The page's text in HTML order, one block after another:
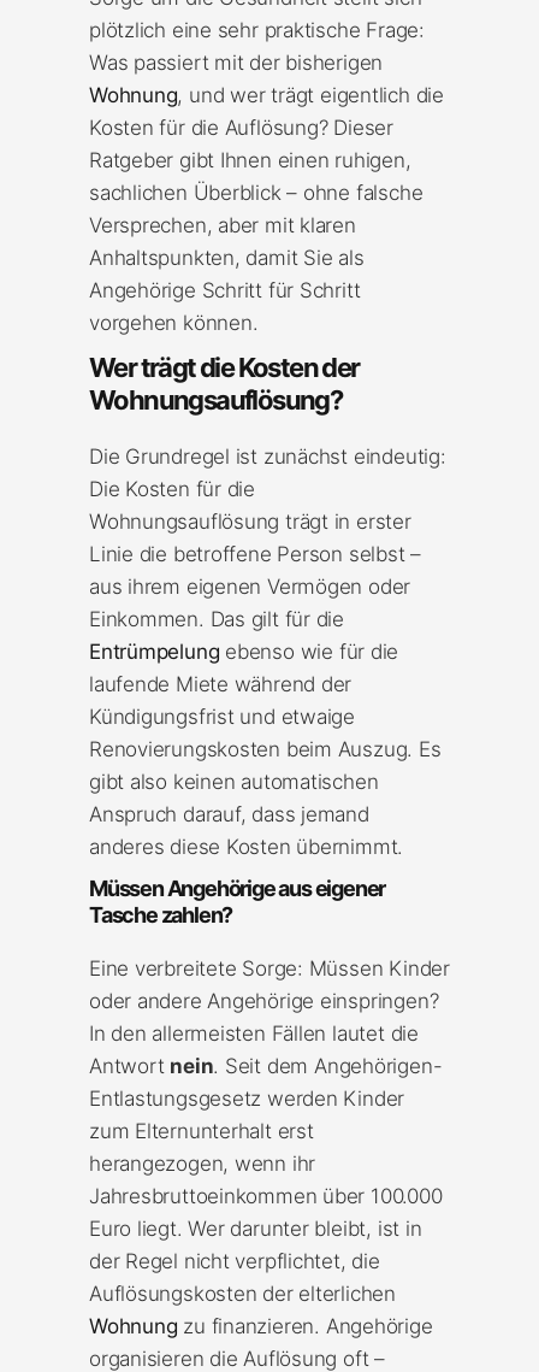
plötzlich eine sehr praktische Frage:
Was passiert mit der bisherigen
Wohnung, und wer trägt eigentlich die
Kosten für die Auflösung? Dieser
Ratgeber gibt Ihnen einen ruhigen,
sachlichen Überblick – ohne falsche
Versprechen, aber mit klaren
Anhaltspunkten, damit Sie als
Angehörige Schritt für Schritt
vorgehen können.
Wer trägt die Kosten der
Wohnungsauflösung?
Die Grundregel ist zunächst eindeutig:
Die Kosten für die
Wohnungsauflösung trägt in erster
Linie die betroffene Person selbst –
aus ihrem eigenen Vermögen oder
Einkommen. Das gilt für die
Entrümpelung ebenso wie für die
laufende Miete während der
Kündigungsfrist und etwaige
Renovierungskosten beim Auszug. Es
gibt also keinen automatischen
Anspruch darauf, dass jemand
anderes diese Kosten übernimmt.
Müssen Angehörige aus eigener
Tasche zahlen?
Eine verbreitete Sorge: Müssen Kinder
oder andere Angehörige einspringen?
In den allermeisten Fällen lautet die
Antwort nein. Seit dem Angehörigen-
Entlastungsgesetz werden Kinder
zum Elternunterhalt erst
herangezogen, wenn ihr
Jahresbruttoeinkommen über 100.000
Euro liegt. Wer darunter bleibt, ist in
der Regel nicht verpflichtet, die
Auflösungskosten der elterlichen
Wohnung zu finanzieren. Angehörige
organisieren die Auflösung oft –